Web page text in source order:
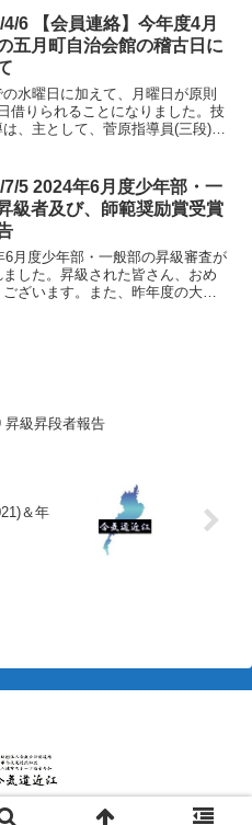
6 【会員連絡】今年度4月
五月町自治会館の稽古日に
水曜日に加えて、月曜日が原則
借りられることになりました。技
、主として、菅原指導員(三段)が
古です。審査受験の資格判断は、
でも、金子先...
7/5 2024年6月度少年部・一
級者及び、師範奨励賞受賞
6月度少年部・一般部の昇級審査が
した。昇級された皆さん、おめ
ざいます。また、昨年度の大阪
昇級昇段者報告
＆年
道近江 All Rights Reserved.